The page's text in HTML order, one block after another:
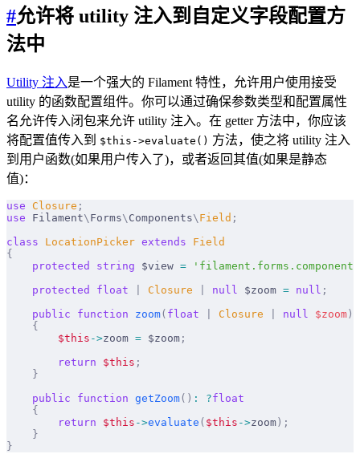
#允许将 utility 注入到自定义字段配置方
法中
Utility 注入是一个强大的 Filament 特性，允许用户使用接受
utility 的函数配置组件。你可以通过确保参数类型和配置属性
名允许传入闭包来允许 utility 注入。在 getter 方法中，你应该
将配置值传入到 $this->evaluate() 方法，使之将 utility 注入
到用户函数(如果用户传入了)，或者返回其值(如果是静态
值)：
use Closure ;
use Filament\ Forms\ Components\ Field ;
class LocationPicker extends Field
{
    protected
string $view =
    protected
float Closure null $zoom = null ;
    public
function zoom( float Closure null $zoom )
    {
        $this
->zoom = $zoom ;
        return
$this ;
    }
    public
function getZoom() : ?float
    {
        return
$this ->evaluate ( $this ->zoom );
    }
}